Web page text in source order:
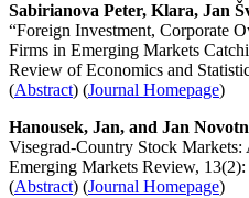
Sabirianova Peter, Klara, Jan
“Foreign Investment, Corporate
Firms in Emerging Markets
Review of Economics and
(Abstract) (Journal Homepage)
Hanousek, Jan, and Jan
Visegrad-Country Stock
Emerging Markets Review, 13(2):
(Abstract) (Journal Homepage)